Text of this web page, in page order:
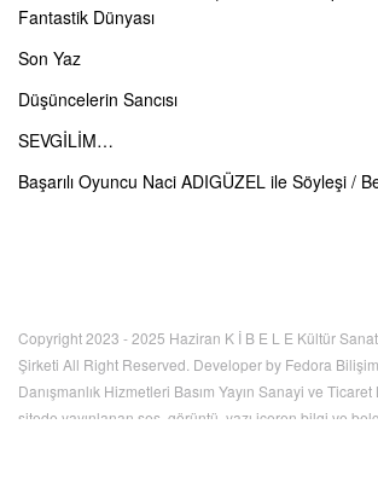
Fantastik Dünyası
Son Yaz
Düşüncelerin Sancısı
SEVGİLİM…
Başarılı Oyuncu Naci ADIGÜZEL ile Söyleşi /
Copyright 2023 - 2025 Haziran K İ B E L E Kültür Sanat
Şirketi All Right Reserved. Developer by Fedora
Danışmanlık Hizmetleri Basım Yayın Sanayi ve
sitede yayınlanan ses, görüntü, yazı içeren bilgi ve